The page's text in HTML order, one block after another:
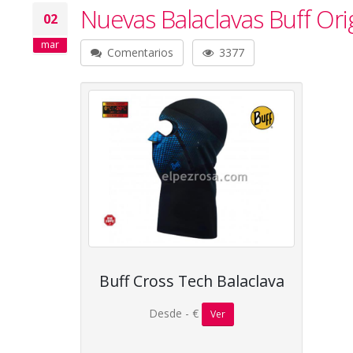
02
mar
Nuevas Balaclavas Buff
Comentarios 3377
Buff Cross Tech Balaclava
Desde - € Ver